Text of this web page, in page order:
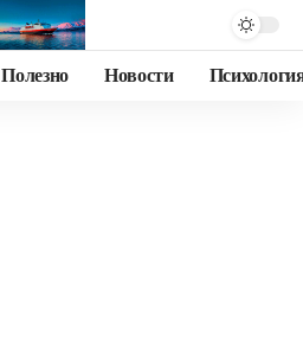
Полезно Новости